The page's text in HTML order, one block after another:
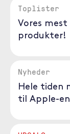
Toplister
Vores
produkter!
Nyheder
Hele tiden
til Apple-